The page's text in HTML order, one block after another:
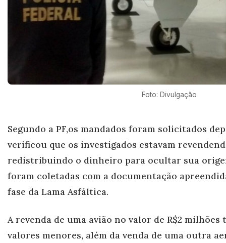
Foto: Divulgação
Segundo a PF,os mandados foram solicitados
verificou que os investigados estavam
redistribuindo o dinheiro para ocultar sua
foram coletadas com a documentação
fase da Lama Asfáltica.
A revenda de uma avião no valor de R$2
valores menores, além da venda de uma outra